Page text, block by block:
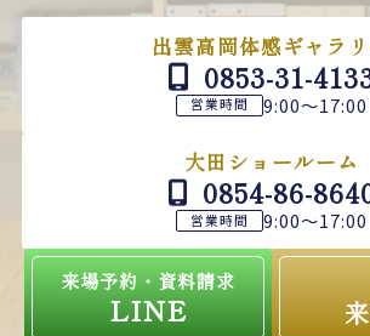
出雲高岡体感ギャラ
0853-31-
営業時間 9:00～17:00
大田ショールーム
0854-86-
営業時間 9:00～17:00
来場予約・資料請求
LINE